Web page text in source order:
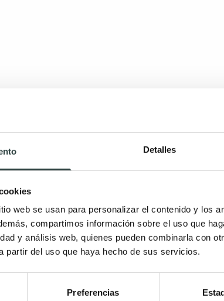
Detalles
web se usan para personalizar el contenido y los
compartimos información sobre el uso que
y análisis web, quienes pueden combinarla con
partir del uso que haya hecho de sus servicios.
Preferencias